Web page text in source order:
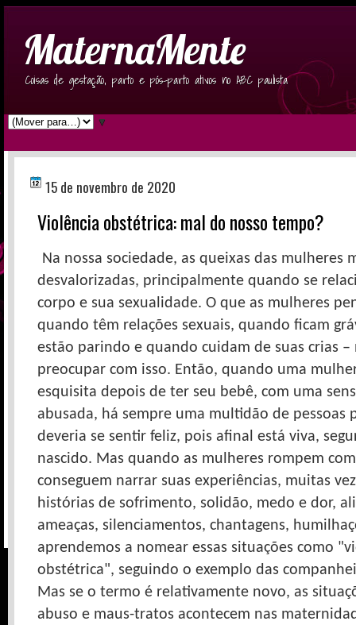
MaternaMente
Coisas de gestação, parto e pós-parto ativos no ABC paulista
▼
15 de novembro de 2020
Violência obstétrica: mal do nosso tempo?
Na nossa sociedade, as queixas das mulheres
desvalorizadas, principalmente quando se
corpo e sua sexualidade. O que as mulheres
quando têm relações sexuais, quando ficam
estão parindo e quando cuidam de suas crias –
preocupar com isso. Então, quando uma
esquisita depois de ter seu bebê, com uma
abusada, há sempre uma multidão de pessoas
deveria se sentir feliz, pois afinal está viva,
nascido. Mas quando as mulheres rompem
conseguem narrar suas experiências, muitas
histórias de sofrimento, solidão, medo e dor,
ameaças, silenciamentos, chantagens,
aprendemos a nomear essas situações como
obstétrica", seguindo o exemplo das
Mas se o termo é relativamente novo, as
abuso e maus-tratos acontecem nas